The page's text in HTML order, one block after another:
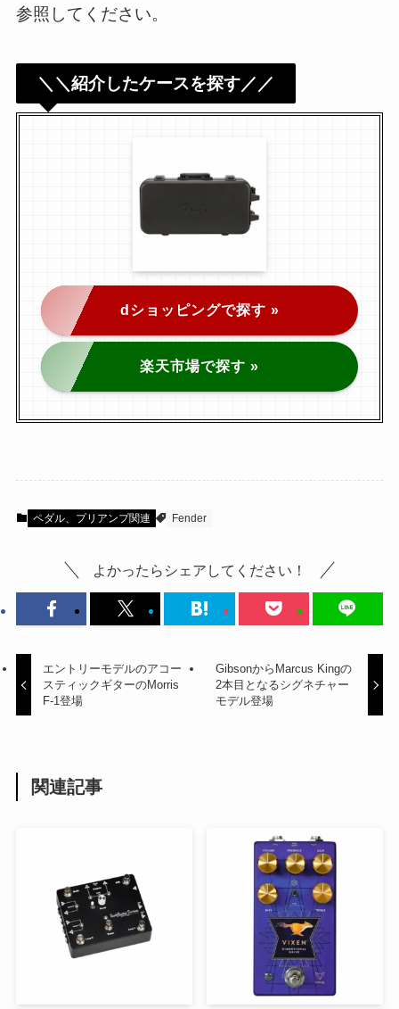
参照してください。
＼＼紹介したケースを探す／／
dショッピングで探す »
楽天市場で探す »
ペダル、プリアンプ関連 Fender
よかったらシェアしてください！
エントリーモデルのアコー
スティックギターのMorris
F-1登場
GibsonからMarcus Kingの
2本目となるシグネチャー
モデル登場
関連記事